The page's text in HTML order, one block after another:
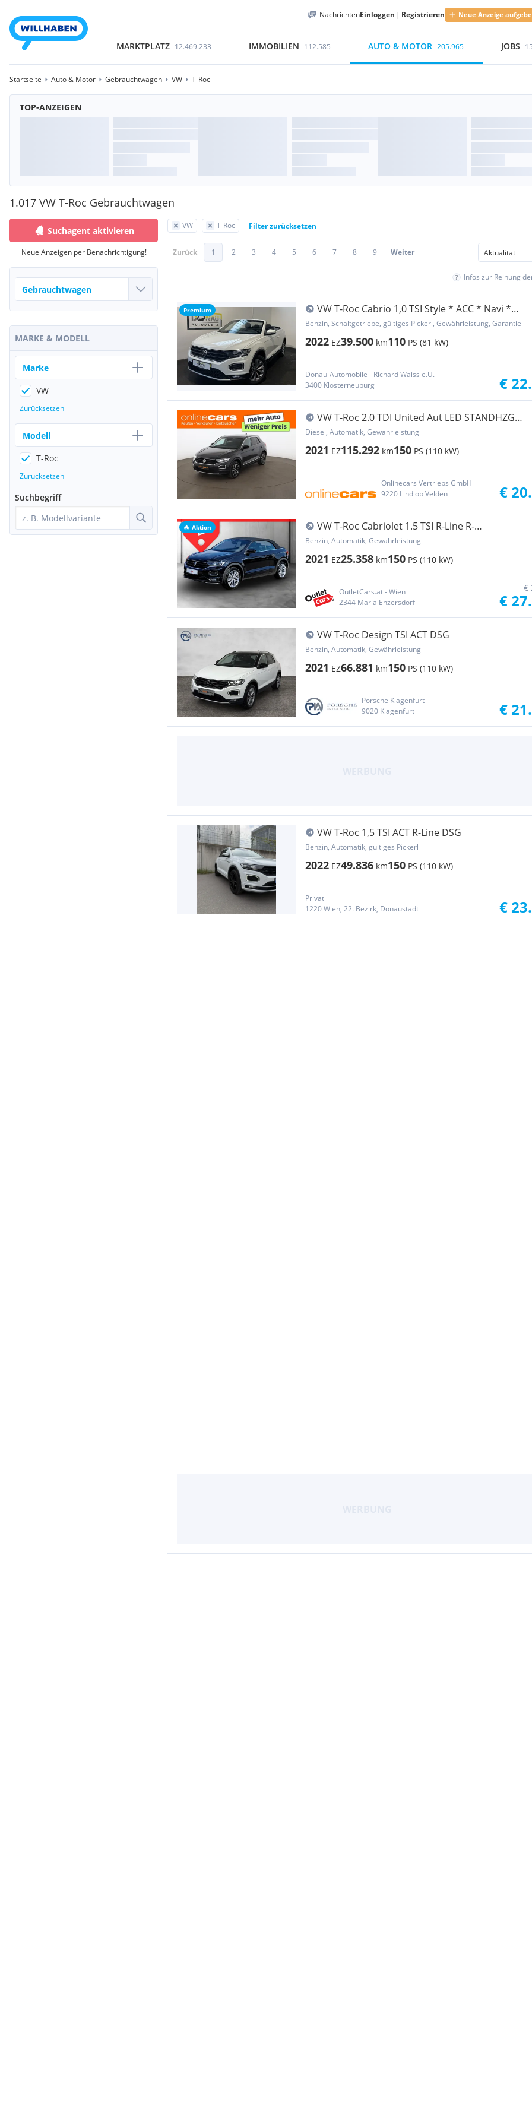
NachrichtenEinloggen | Registrieren Neue Anzeige
MARKTPLATZ 12.469.233 IMMOBILIEN 112.585 AUTO & MOTOR 205.965 JOBS
Startseite Auto & Motor Gebrauchtwagen VW T-Roc
TOP-ANZEIGEN
1.017 VW T-Roc Gebrauchtwagen
VW T-Roc Filter zurücksetzen
Zurück 1 2 3 4 5 6 7 8 9 Weiter
Infos zur Reihung
Premium
VW T-Roc Cabrio 1,0 TSI Style * ACC * Navi *
Cam *...
Benzin, Schaltgetriebe, gültiges Pickerl, Gewährleistung, Garantie
2022 EZ39.500 km110 PS (81 kW)
Donau-Automobile - Richard Waiss e.U.
3400 Klosterneuburg
€
VW T-Roc 2.0 TDI United Aut LED STANDHZG
NAVI ASSIS
Diesel, Automatik, Gewährleistung
2021 EZ115.292 km150 PS (110 kW)
Onlinecars Vertriebs GmbH
9220 Lind ob Velden
€
Aktion
VW T-Roc Cabriolet 1.5 TSI R-Line R-
Line+ASSIST+AHK
Benzin, Automatik, Gewährleistung
2021 EZ25.358 km150 PS (110 kW)
OutletCars.at - Wien
2344 Maria Enzersdorf
€
€
VW T-Roc Design TSI ACT DSG
Benzin, Automatik, Gewährleistung
2021 EZ66.881 km150 PS (110 kW)
Porsche Klagenfurt
9020 Klagenfurt
€
VW T-Roc 1,5 TSI ACT R-Line DSG
Benzin, Automatik, gültiges Pickerl
2022 EZ49.836 km150 PS (110 kW)
Privat
1220 Wien, 22. Bezirk, Donaustadt
€
Suchagent aktivieren
Neue Anzeigen per Benachrichtigung!
MARKE & MODELL
Marke
VW
Zurücksetzen
Modell
T-Roc
Zurücksetzen
Suchbegriff